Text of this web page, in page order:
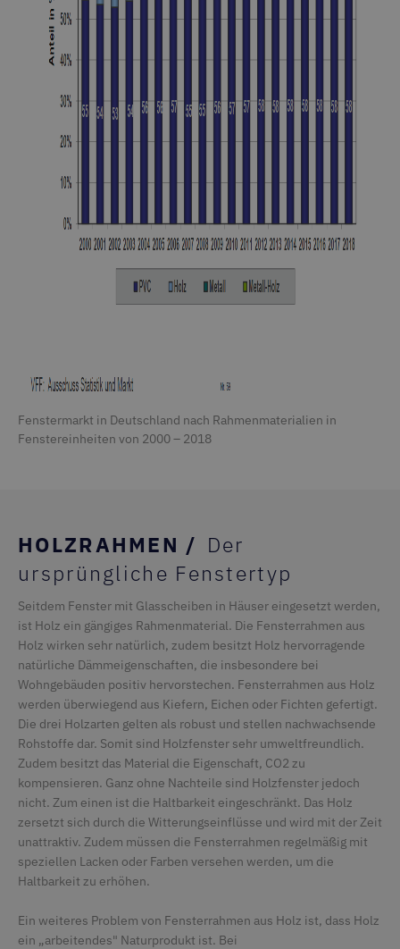
Fenstermarkt in Deutschland nach Rahmenmaterialien in
Fenstereinheiten von 2000 – 2018
HOLZRAHMEN / Der
ursprüngliche Fenstertyp
Seitdem Fenster mit Glasscheiben in Häuser eingesetzt werden,
ist Holz ein gängiges Rahmenmaterial. Die Fensterrahmen aus
Holz wirken sehr natürlich, zudem besitzt Holz hervorragende
natürliche Dämmeigenschaften, die insbesondere bei
Wohngebäuden positiv hervorstechen. Fensterrahmen aus Holz
werden überwiegend aus Kiefern, Eichen oder Fichten gefertigt.
Die drei Holzarten gelten als robust und stellen nachwachsende
Rohstoffe dar. Somit sind Holzfenster sehr umweltfreundlich.
Zudem besitzt das Material die Eigenschaft, CO2 zu
kompensieren. Ganz ohne Nachteile sind Holzfenster jedoch
nicht. Zum einen ist die Haltbarkeit eingeschränkt. Das Holz
zersetzt sich durch die Witterungseinflüsse und wird mit der Zeit
unattraktiv. Zudem müssen die Fensterrahmen regelmäßig mit
speziellen Lacken oder Farben versehen werden, um die
Haltbarkeit zu erhöhen.
Ein weiteres Problem von Fensterrahmen aus Holz ist, dass Holz
ein „arbeitendes" Naturprodukt ist. Bei